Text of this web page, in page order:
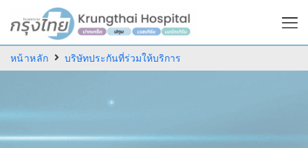
หน้าหลัก บริษัทประกันที่ร่วมให้บริการ